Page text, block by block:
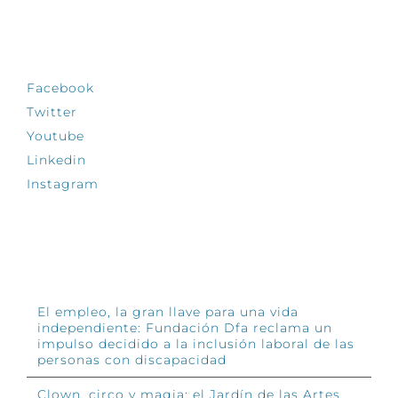
Facebook
Twitter
Youtube
Linkedin
Instagram
El empleo, la gran llave para una vida
independiente: Fundación Dfa reclama un
impulso decidido a la inclusión laboral de las
personas con discapacidad
Clown, circo y magia: el Jardín de las Artes